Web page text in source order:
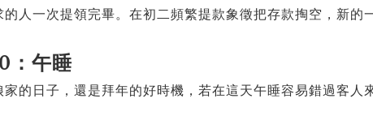
人一次提領完畢。在初二頻繁提款象徵把存款掏空，新的
：午睡
的日子，還是拜年的好時機，若在這天午睡容易錯過客